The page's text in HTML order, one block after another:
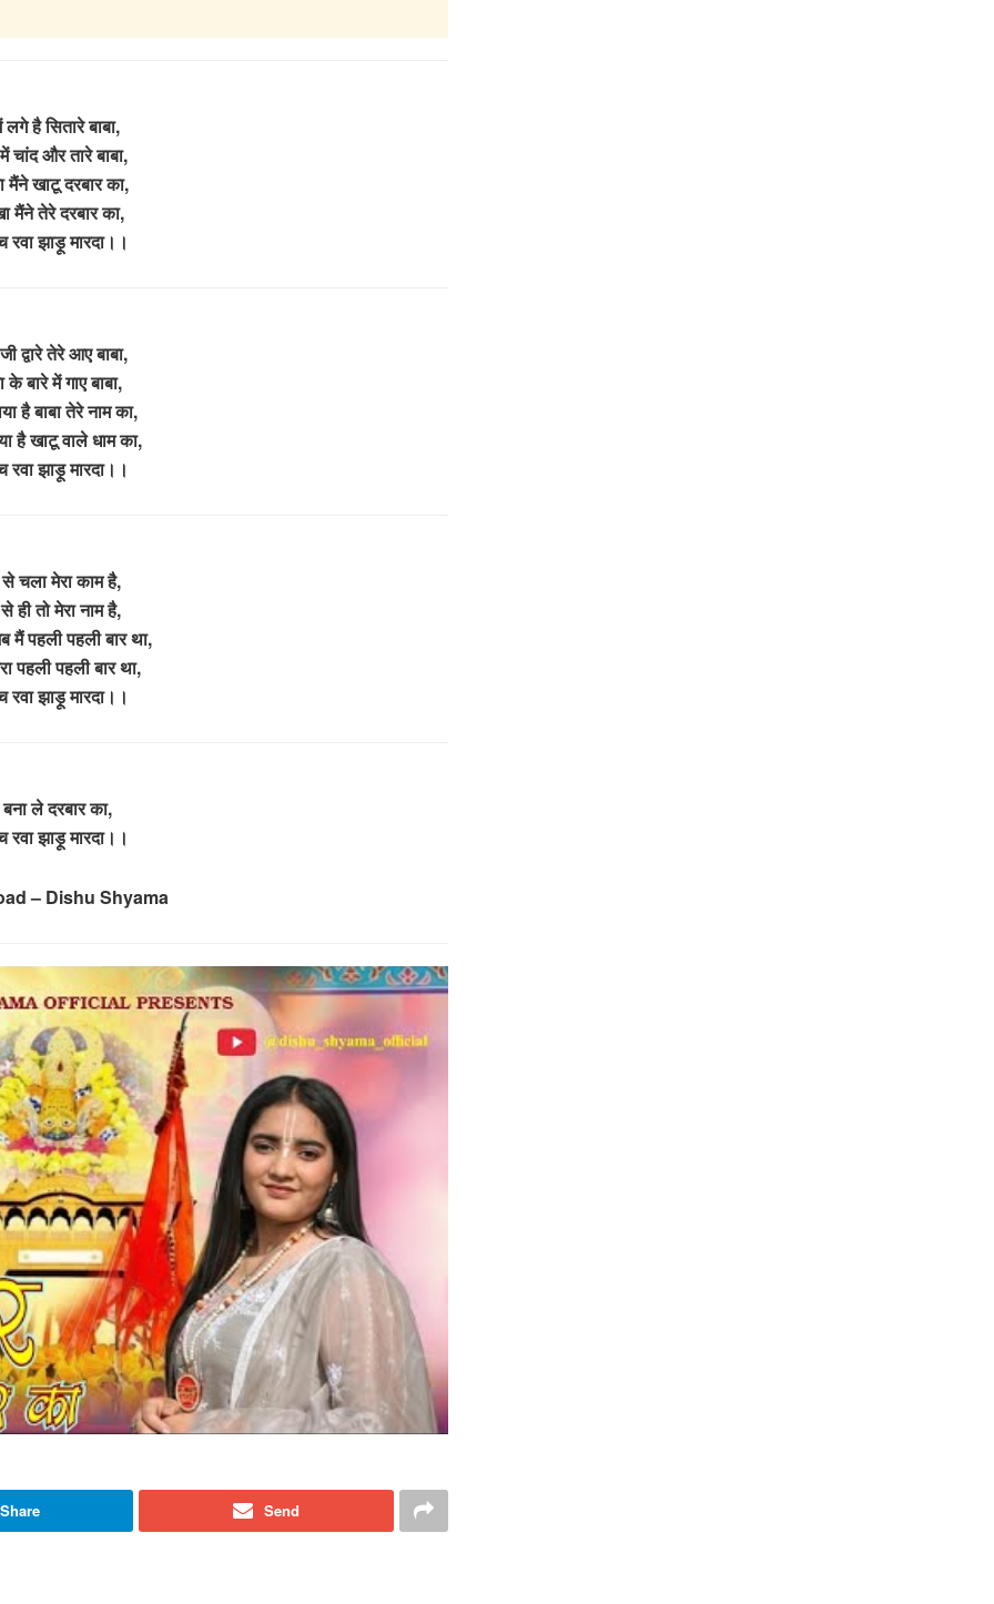
लगे है सितारे बाबा,
और तारे बाबा,
मैंने खाटू दरबार का,
मैंने तेरे दरबार का,
रवा झाड़ू मारदा।।
द्वारे तेरे आए बाबा,
के बारे में गाए बाबा,
है बाबा तेरे नाम का,
है खाटू वाले धाम का,
रवा झाड़ू मारदा।।
चला मेरा काम है,
ही तो मेरा नाम है,
मैं पहली पहली बार था,
पहली पहली बार था,
रवा झाड़ू मारदा।।
बना ले दरबार का,
रवा झाड़ू मारदा।।
– Dishu Shyama
Share Send